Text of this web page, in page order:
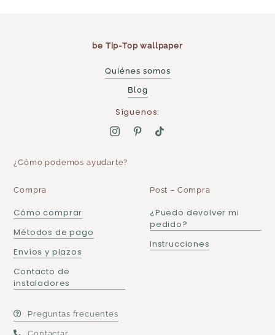
be Tip-Top wallpaper
Quiénes somos
Blog
Síguenos:
¿Cómo podemos ayudarte?
Compra
Cómo comprar
Métodos de pago
Envíos y plazos
Contacto de
instaladores
Post – Compra
¿Puedo devolver mi
pedido?
Instrucciones
Preguntas frecuentes